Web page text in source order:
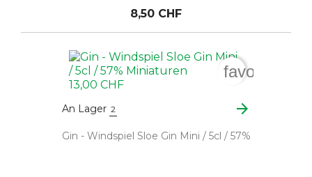
8,50 CHF
An Lager 2 arrow_forward
Gin - Windspiel Sloe Gin Mini / 5cl / 57%